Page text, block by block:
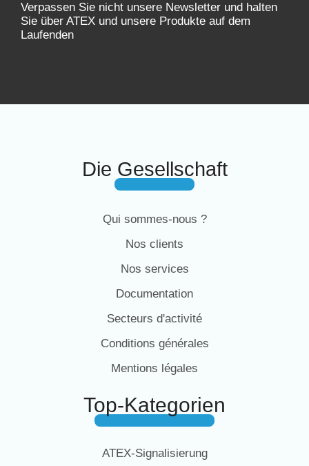
Verpassen Sie nicht unsere Newsletter und halten
Sie über ATEX und unsere Produkte auf dem
Laufenden
Die Gesellschaft
Qui sommes-nous ?
Nos clients
Nos services
Documentation
Secteurs d'activité
Conditions générales
Mentions légales
Top-Kategorien
ATEX-Signalisierung